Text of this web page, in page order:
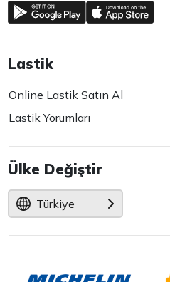
Lastik
Online Lastik Satın Al
Lastik Yorumları
Ülke Değiştir
Türkiye